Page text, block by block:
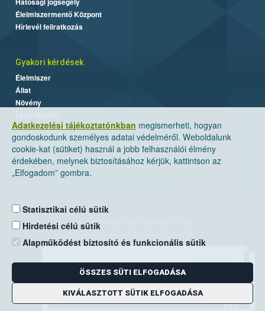
Adatkezelési tájékoztatónkban megismerheti, hogyan
gondoskodunk személyes adatai védelméről. Weboldalunk
cookie-kat (sütiket) használ a jobb felhasználói élmény
érdekében, melynek biztosításához kérjük, kattintson az
„Elfogadom” gombra.
Statisztikai célú sütik
Hirdetési célú sütik
Alapműködést biztosító és funkcionális sütik
ÖSSZES SÜTI ELFOGADÁSA
KIVÁLASZTOTT SÜTIK ELFOGADÁSA
Élelmiszermentő Központ
Hírlevél feliratkozás
Gyakori kérdések
Élelmiszer
Állat
Növény
Nemzeti Élelmiszerlánc-biztonsági Hivatal
Levelezési cím: 1525 Budapest. Pf. 30.
E-mail:ugyfelszolgalat@nebih.gov.hu
Zöld szám: 06-80/263-244
Telefon: 06-1/ 336-9000